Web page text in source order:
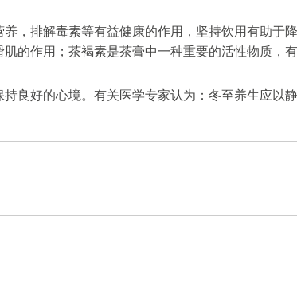
，排解毒素等有益健康的作用，坚持饮用有助于
的作用；茶褐素是茶膏中一种重要的活性物质，
良好的心境。有关医学专家认为：冬至养生应以